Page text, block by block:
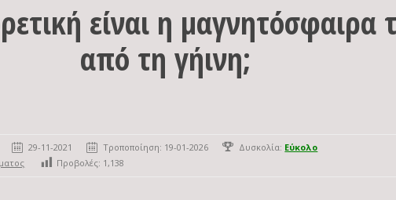
είναι η μαγνητόσφαιρα
από τη γήινη;
29-11-2021 Τροποποίηση: 19-01-2026 Δυσκολία: Εύκολο
Προβολές: 1,138